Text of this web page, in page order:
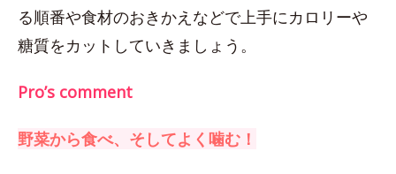
る順番や食材のおきかえなどで上手にカロリーや
糖質をカットしていきましょう。
Pro’s comment
野菜から食べ、そしてよく噛む！